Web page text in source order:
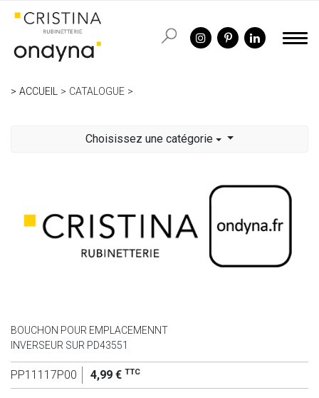
ACCUEIL CATALOGUE
Choisissez une catégorie
BOUCHON POUR EMPLACEMENNT
INVERSEUR SUR PD43551
PP11117P00 4,99 € TTC